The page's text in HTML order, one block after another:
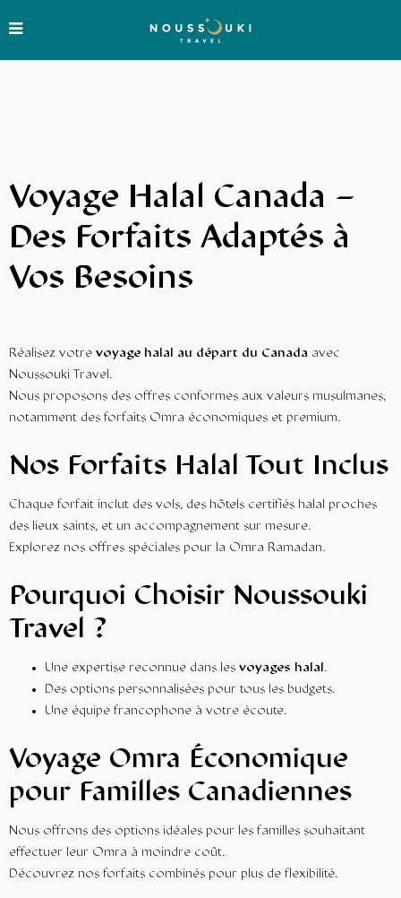
Voyage Halal Canada –
Des Forfaits Adaptés à
Vos Besoins
Réalisez votre voyage halal au départ du Canada avec
Noussouki Travel.
Nous proposons des offres conformes aux valeurs musulmanes,
notamment des forfaits Omra économiques et premium.
Nos Forfaits Halal Tout Inclus
Chaque forfait inclut des vols, des hôtels certifiés halal proches
des lieux saints, et un accompagnement sur mesure.
Explorez nos offres spéciales pour la Omra Ramadan.
Pourquoi Choisir Noussouki
Travel ?
Une expertise reconnue dans les voyages halal.
Des options personnalisées pour tous les budgets.
Une équipe francophone à votre écoute.
Voyage Omra Économique
pour Familles Canadiennes
Nous offrons des options idéales pour les familles souhaitant
effectuer leur Omra à moindre coût.
Découvrez nos forfaits combinés pour plus de flexibilité.